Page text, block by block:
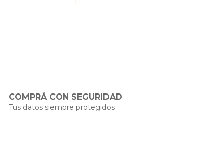
COMPRÁ CON SEGURIDAD
Tus datos siempre protegidos